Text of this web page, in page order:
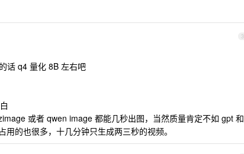
3
话 q4 量化 8B 左右吧
或者 qwen image 都能几秒出图，当然质量肯定不如 gpt 和
的也很多，十几分钟只生成两三秒的视频。